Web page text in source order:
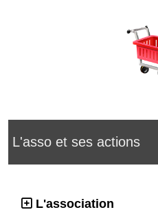
L'asso et ses actions
L'association